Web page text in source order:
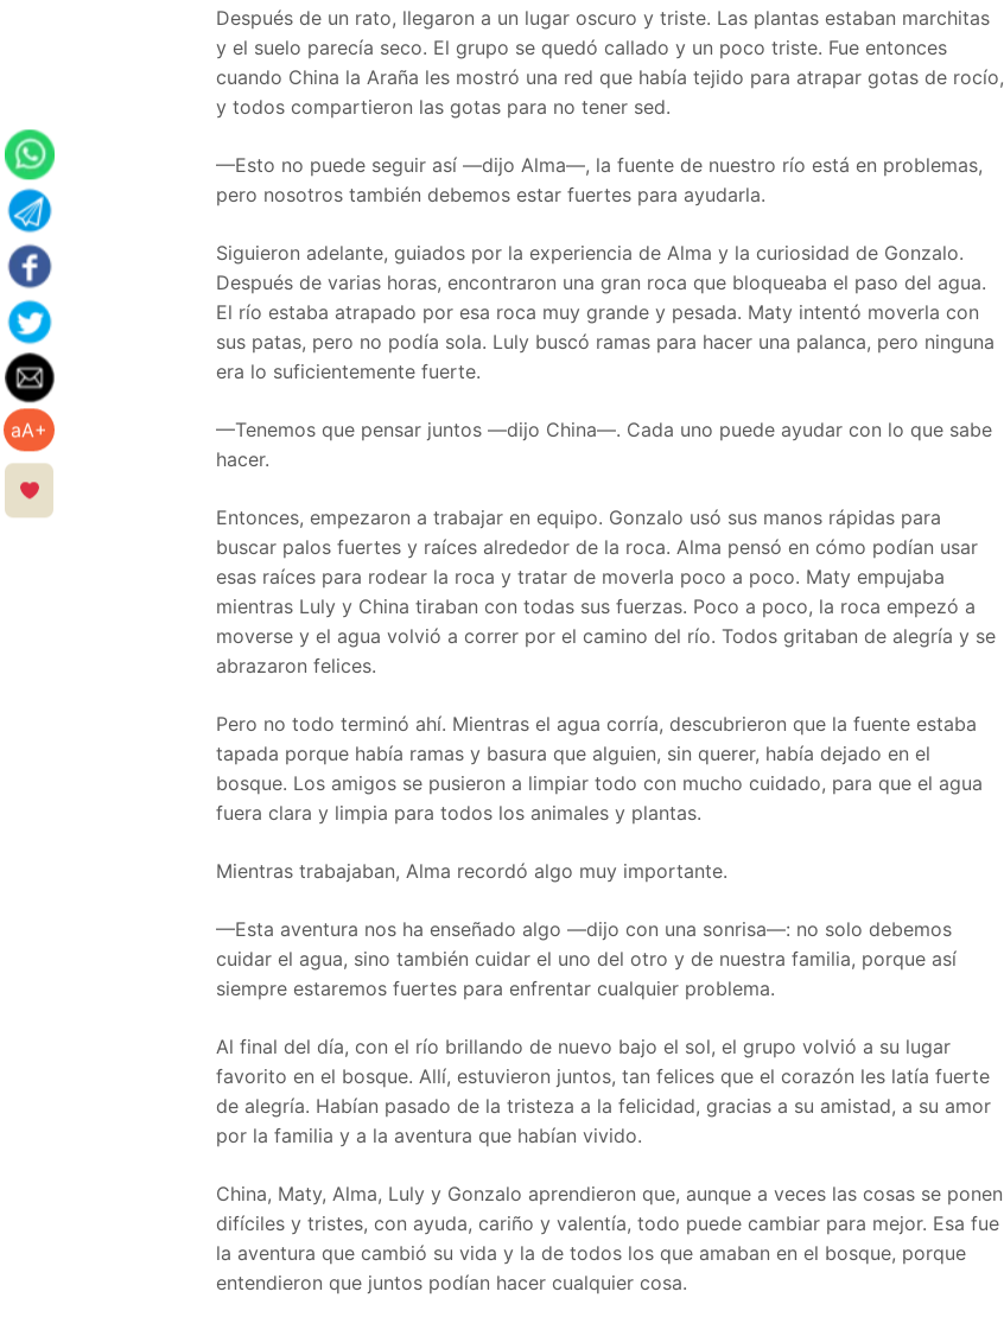
aA+
Después de un rato, llegaron a un lugar oscuro y triste. Las plantas estaban marchitas
y el suelo parecía seco. El grupo se quedó callado y un poco triste. Fue entonces
cuando China la Araña les mostró una red que había tejido para atrapar gotas de rocío,
y todos compartieron las gotas para no tener sed.
—Esto no puede seguir así —dijo Alma—, la fuente de nuestro río está en problemas,
pero nosotros también debemos estar fuertes para ayudarla.
Siguieron adelante, guiados por la experiencia de Alma y la curiosidad de Gonzalo.
Después de varias horas, encontraron una gran roca que bloqueaba el paso del agua.
El río estaba atrapado por esa roca muy grande y pesada. Maty intentó moverla con
sus patas, pero no podía sola. Luly buscó ramas para hacer una palanca, pero ninguna
era lo suficientemente fuerte.
—Tenemos que pensar juntos —dijo China—. Cada uno puede ayudar con lo que sabe
hacer.
Entonces, empezaron a trabajar en equipo. Gonzalo usó sus manos rápidas para
buscar palos fuertes y raíces alrededor de la roca. Alma pensó en cómo podían usar
esas raíces para rodear la roca y tratar de moverla poco a poco. Maty empujaba
mientras Luly y China tiraban con todas sus fuerzas. Poco a poco, la roca empezó a
moverse y el agua volvió a correr por el camino del río. Todos gritaban de alegría y se
abrazaron felices.
Pero no todo terminó ahí. Mientras el agua corría, descubrieron que la fuente estaba
tapada porque había ramas y basura que alguien, sin querer, había dejado en el
bosque. Los amigos se pusieron a limpiar todo con mucho cuidado, para que el agua
fuera clara y limpia para todos los animales y plantas.
Mientras trabajaban, Alma recordó algo muy importante.
—Esta aventura nos ha enseñado algo —dijo con una sonrisa—: no solo debemos
cuidar el agua, sino también cuidar el uno del otro y de nuestra familia, porque así
siempre estaremos fuertes para enfrentar cualquier problema.
Al final del día, con el río brillando de nuevo bajo el sol, el grupo volvió a su lugar
favorito en el bosque. Allí, estuvieron juntos, tan felices que el corazón les latía fuerte
de alegría. Habían pasado de la tristeza a la felicidad, gracias a su amistad, a su amor
por la familia y a la aventura que habían vivido.
China, Maty, Alma, Luly y Gonzalo aprendieron que, aunque a veces las cosas se ponen
difíciles y tristes, con ayuda, cariño y valentía, todo puede cambiar para mejor. Esa fue
la aventura que cambió su vida y la de todos los que amaban en el bosque, porque
entendieron que juntos podían hacer cualquier cosa.